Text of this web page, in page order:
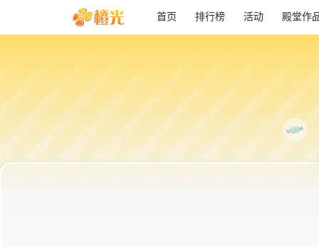
首页 排行榜 活动 殿堂作